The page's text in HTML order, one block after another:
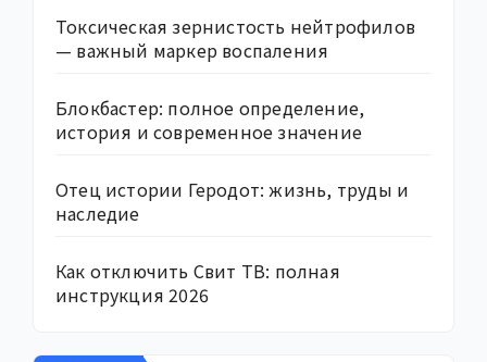
Токсическая зернистость нейтрофилов
— важный маркер воспаления
Блокбастер: полное определение,
история и современное значение
Отец истории Геродот: жизнь, труды и
наследие
Как отключить Свит ТВ: полная
инструкция 2026